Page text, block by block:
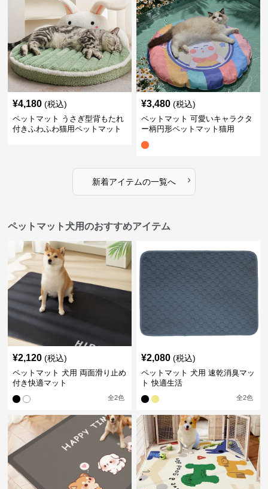
¥4,180 (税込)
ペットマット うさぎ型背もたれ
付きふわふわ猫用ペットマット
¥3,480 (税込)
ペットマット 可愛いキャラクタ
ー柄円形ペットマット猫用
新着アイテムの一覧へ ›
ペットマット犬用のおすすめアイテム
¥2,120 (税込)
ペットマット 犬用 両面滑り止め
付き快適マット
全2色
¥2,080 (税込)
ペットマット 犬用 速乾消臭マッ
ト 快適生活
全2色